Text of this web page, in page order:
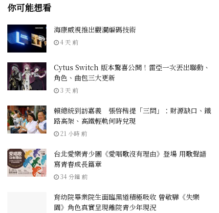
你可能想看
海康威視推出觀瀾編碼技術
4 天 前
Cytus Switch 版本驚喜公開！雷亞一次丟出聯動、
角色、曲包三大更新
3 天 前
賴總統到訪嘉義 張啓楷提「三問」：財源缺口、鐵
路高架、高鐵輕軌何時兌現
21 小時 前
台北愛樂青少團《愛唱歌沒有理由》登場 用歌聲譜
寫青春成長篇章
34 分鐘 前
育幼院畢業院生面臨黑道積極吸收 曾敬驊《失樂
園》角色真實呈現離院青少年現況